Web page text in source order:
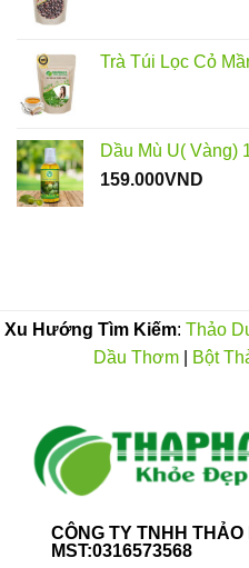
Trà Túi Lọc Cỏ
Dầu Mù U( Vàng)
159.000VND
Xu Hướng Tìm Kiếm: Thảo
Dầu Thơm
Bột
CÔNG TY TNHH
MST:0316573568